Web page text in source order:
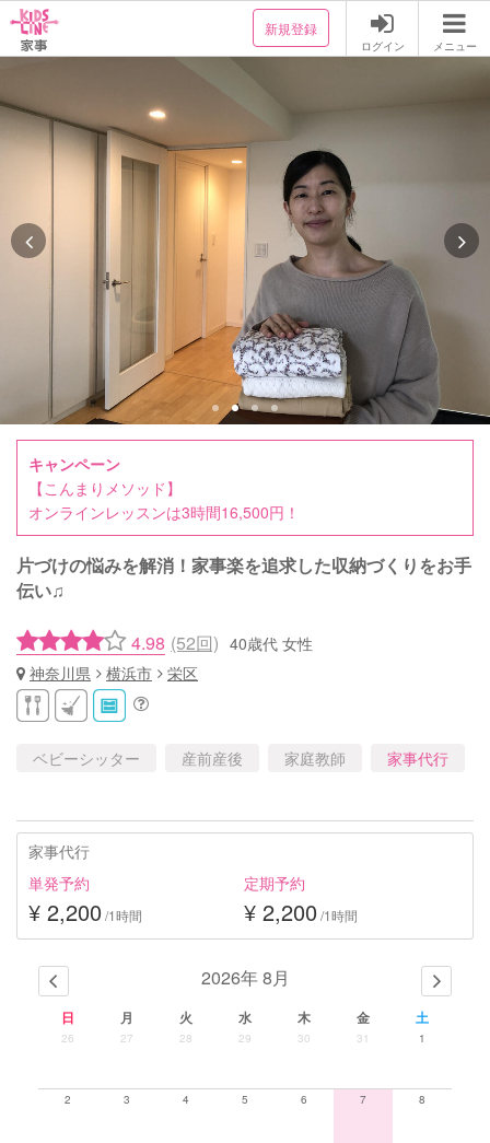
新規登録
ログイン メニュー
キャンペーン
【こんまりメソッド】
オンラインレッスンは3時間16,500円！
片づけの悩みを解消！家事楽を追求した収納づくりをお手
伝い♫
4.98 (52回) 40歳代 女性
神奈川県
横浜市 栄区
ベビーシッター 産前産後 家庭教師 家事代行
家事代行
単発予約
¥ 2,200 /1時間
定期予約
¥ 2,200 /1時間
2026年 8月
日 月 火 水 木 金 土
26 27 28 29 30 31 1
2 3 4 5 6 7 8